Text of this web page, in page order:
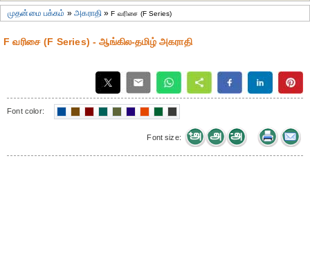
முதன்மை பக்கம் »அகராதி»F வரிசை (F Series)
F வரிசை (F Series) - ஆங்கில-தமிழ் அகராதி
Font color:
Font size: